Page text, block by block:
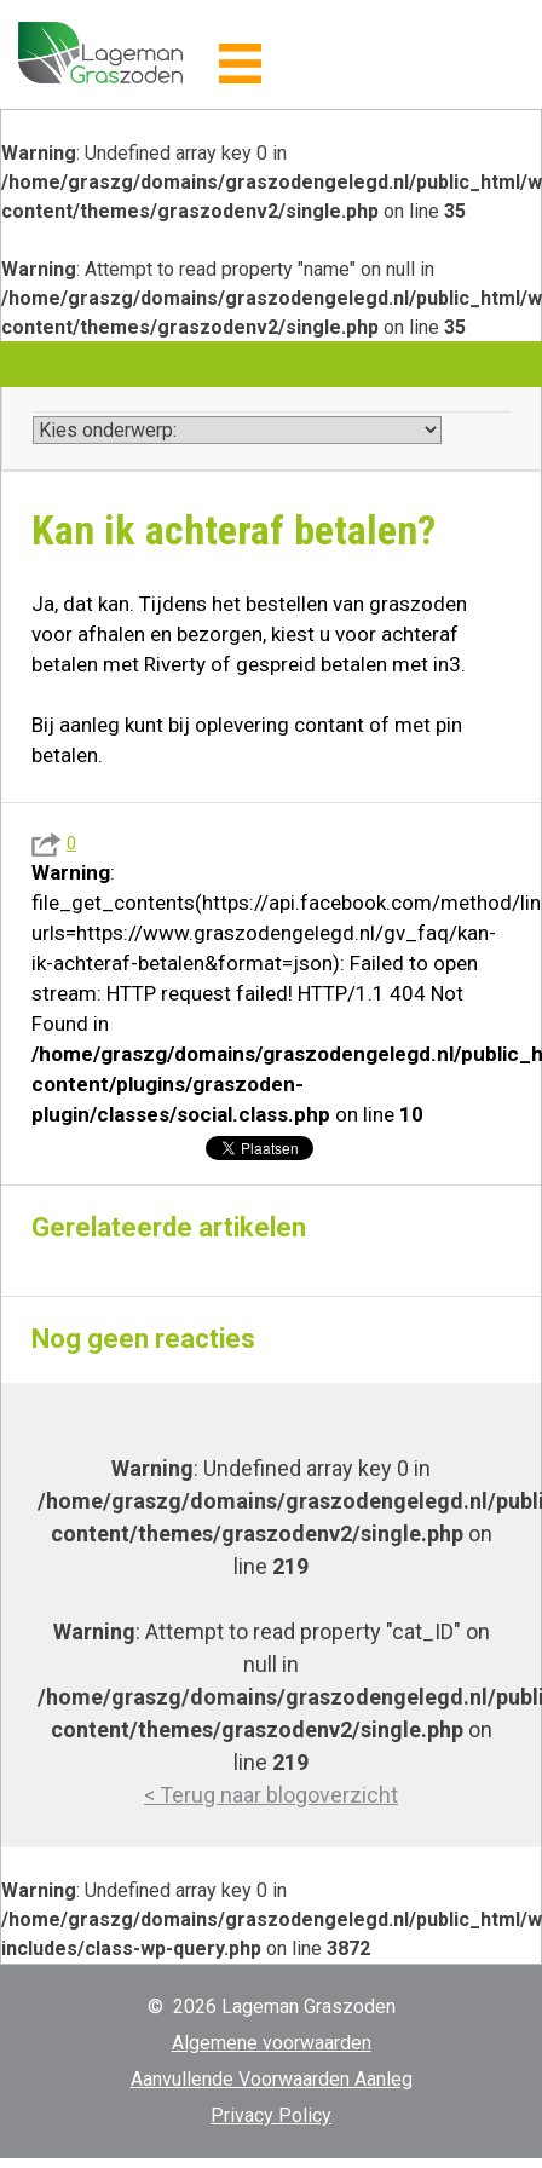
content
Warning: Undefined array key 0 in
/home/graszg/domains/graszodengelegd.nl/public_html/
content/themes/graszodenv2/single.php on line 35
Warning: Attempt to read property "name" on null in
/home/graszg/domains/graszodengelegd.nl/public_html/
content/themes/graszodenv2/single.php on line 35
Kan ik achteraf betalen?
Ja, dat kan. Tijdens het bestellen van graszoden
voor afhalen en bezorgen, kiest u voor achteraf
betalen met Riverty of gespreid betalen met in3.
Bij aanleg kunt bij oplevering contant of met pin
betalen.
0
Warning:
file_get_contents(https://api.facebook.com/method/
urls=https://www.graszodengelegd.nl/gv_faq/kan-
ik-achteraf-betalen&format=json): Failed to open
stream: HTTP request failed! HTTP/1.1 404 Not
Found in
/home/graszg/domains/graszodengelegd.nl/
content/plugins/graszoden-
plugin/classes/social.class.php on line 10
Gerelateerde artikelen
Nog geen reacties
Warning: Undefined array key 0 in
/home/graszg/domains/graszodengelegd.nl/
content/themes/graszodenv2/single.phpon
line 219
Warning: Attempt to read property "cat_ID" on
null in
/home/graszg/domains/graszodengelegd.nl/
content/themes/graszodenv2/single.phpon
line 219
< Terug naar blogoverzicht
Warning: Undefined array key 0 in
/home/graszg/domains/graszodengelegd.nl/public_html/
includes/class-wp-query.php on line 3872
© 2026 Lageman Graszoden
Algemene voorwaarden
Aanvullende Voorwaarden Aanleg
Privacy Policy